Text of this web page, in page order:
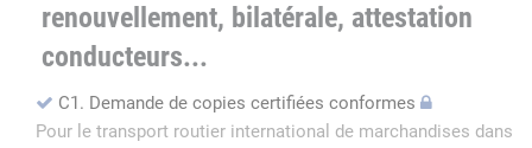
renouvellement, bilatérale, attestation
conducteurs...
C1. Demande de copies certifiées conformes
Pour le transport routier international de marchandises dans